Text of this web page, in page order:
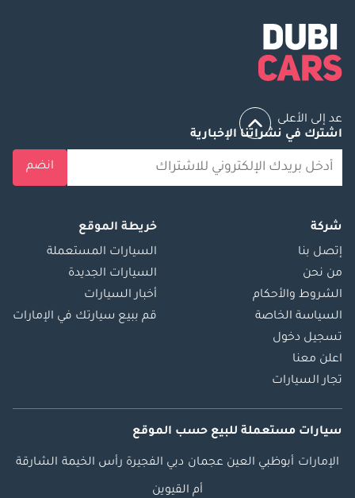
عد إلى الأعلى
اشترك في نشراتنا الإخبارية
انضم
شركة
إتصل بنا
من نحن
الشروط والأحكام
السياسة الخاصة
تسجيل دخول
اعلن معنا
تجار السيارات
خريطة الموقع
السيارات المستعملة
السيارات الجديدة
أخبار السيارات
قم ببيع سيارتك في الإمارات
سيارات مستعملة للبيع حسب الموقع
الإمارات أبوظبي العين عجمان دبي الفجيرة رأس الخيمة الشارقة
أم القيوين